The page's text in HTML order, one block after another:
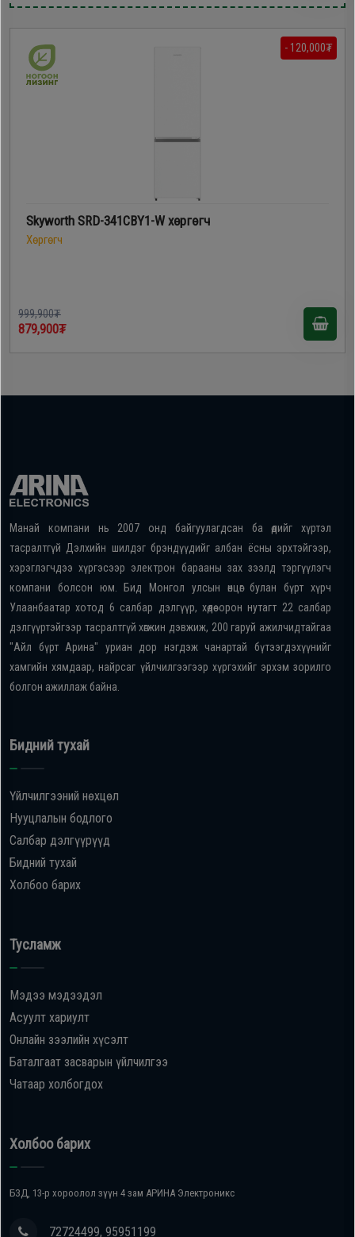
- 120,000₮
Skyworth SRD-341CBY1-W хөргөгч
Хөргөгч
999,900₮
879,900₮
Манай компани нь 2007 онд байгуулагдсан ба өдийг хүртэл
тасралтгүй Дэлхийн шилдэг брэндүүдийг албан ёсны эрхтэйгээр,
хэрэглэгчдээ хүргэсээр электрон барааны зах зээлд тэргүүлэгч
компани болсон юм. Бид Монгол улсын өнцөг булан бүрт хүрч
Улаанбаатар хотод 6 салбар дэлгүүр, хөдөө орон нутагт 22 салбар
дэлгүүртэйгээр тасралтгүй хөгжин дэвжиж, 200 гаруй ажилчидтайгаа
"Айл бүрт Арина" уриан дор нэгдэж чанартай бүтээгдэхүүнийг
хамгийн хямдаар, найрсаг үйлчилгээгээр хүргэхийг эрхэм зорилго
болгон ажиллаж байна.
Бидний тухай
Үйлчилгээний нөхцөл
Нууцлалын бодлого
Салбар дэлгүүрүүд
Бидний тухай
Холбоо барих
Тусламж
Мэдээ мэдээдэл
Асуулт хариулт
Онлайн зээлийн хүсэлт
Баталгаат засварын үйлчилгээ
Чатаар холбогдох
Холбоо барих
БЗД, 13-р хороолол зүүн 4 зам АРИНА Электроникс
72724499, 95951199